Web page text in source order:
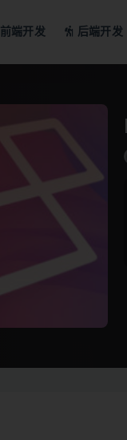
前端开发 后端开发